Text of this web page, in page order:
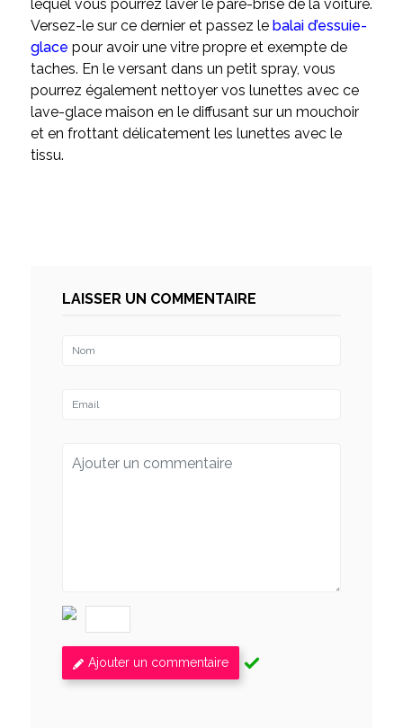
lequel vous pourrez laver le pare-brise de la voiture.
Versez-le sur ce dernier et passez le balai d’essuie-
glace pour avoir une vitre propre et exempte de
taches. En le versant dans un petit spray, vous
pourrez également nettoyer vos lunettes avec ce
lave-glace maison en le diffusant sur un mouchoir
et en frottant délicatement les lunettes avec le
tissu.
LAISSER UN COMMENTAIRE
Ajouter un commentaire